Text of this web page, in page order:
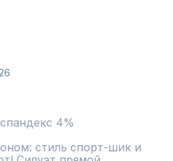
4%
стиль спорт-шик и